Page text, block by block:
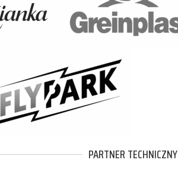
PARTNER TECHNICZNY